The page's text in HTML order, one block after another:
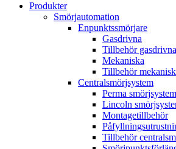
Produkter
Smörjautomation
Enpunktssmörjare
Gasdrivna
Tillbehör gasdrivna
Mekaniska
Tillbehör
Centralsmörjsystem
Perma smörjsystem
Lincoln
Montagetillbehör
Tillbehör